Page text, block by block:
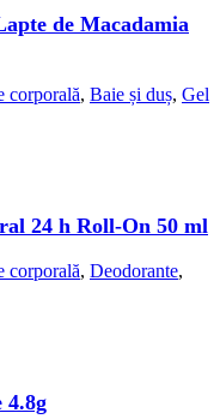
de Macadamia
corporală, Baie și duș, Gel
24 h Roll-On 50 ml
corporală, Deodorante,
4.8g